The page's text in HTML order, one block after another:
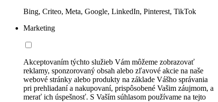
Bing, Criteo, Meta, Google, LinkedIn, Pinterest, TikTok
Marketing
Akceptovaním týchto služieb Vám môžeme zobrazovať
reklamy, sponzorovaný obsah alebo zľavové akcie na naše
webové stránky alebo produkty na základe Vášho správania
pri prehliadaní a nakupovaní, prispôsobené Vašim záujmom, a
merať ich úspešnosť. S Vaším súhlasom používame na tejto